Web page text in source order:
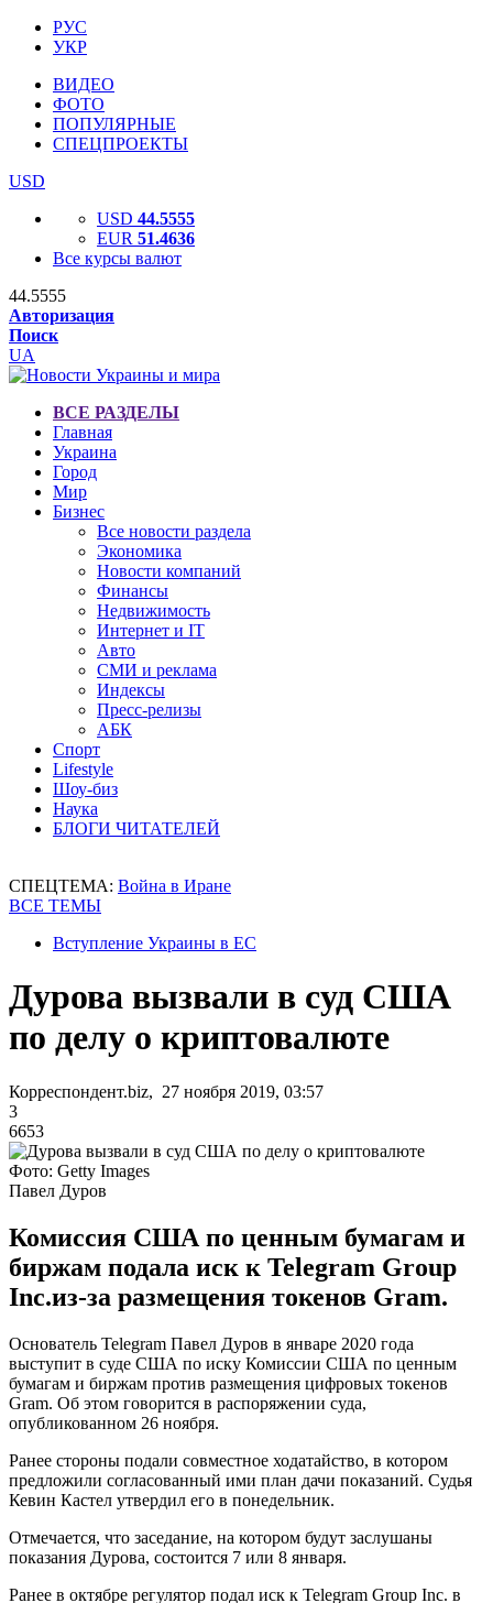
РУС
УКР
ВИДЕО
ФОТО
ПОПУЛЯРНЫЕ
СПЕЦПРОЕКТЫ
USD
USD 44.5555
EUR 51.4636
Все курсы валют
44.5555
Авторизация
Поиск
UA
ВСЕ РАЗДЕЛЫ
Главная
Украина
Город
Мир
Бизнес
Все новости раздела
Экономика
Новости компаний
Финансы
Недвижимость
Интернет и IT
Авто
СМИ и реклама
Индексы
Пресс-релизы
АБК
Спорт
Lifestyle
Шоу-биз
Наука
БЛОГИ ЧИТАТЕЛЕЙ
СПЕЦТЕМА: Война в Иране
ВСЕ ТЕМЫ
Вступление Украины в ЕС
Дурова вызвали в суд США
по делу о криптовалюте
Корреспондент.biz, 27 ноября 2019, 03:57
3
6653
Фото: Getty Images
Павел Дуров
Комиссия США по ценным бумагам и
биржам подала иск к Telegram Group
Inc.из-за размещения токенов Gram.
Основатель Telegram Павел Дуров в январе 2020 года
выступит в суде США по иску Комиссии США по ценным
бумагам и биржам против размещения цифровых токенов
Gram. Об этом говорится в распоряжении суда,
опубликованном 26 ноября.
Ранее стороны подали совместное ходатайство, в котором
предложили согласованный ими план дачи показаний. Судья
Кевин Кастел утвердил его в понедельник.
Отмечается, что заседание, на котором будут заслушаны
показания Дурова, состоится 7 или 8 января.
Ранее в октябре регулятор подал иск к Telegram Group Inc. в